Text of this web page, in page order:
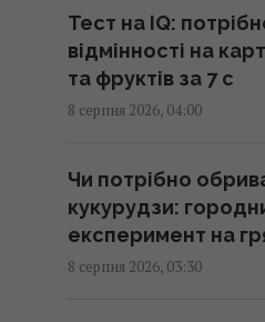
проковтнути
07:55 субота, 08 серпня 2026
троє людей,
07:36 субота, 08 серпня 2026
Тест на IQ:
відмінності на
та фруктів за 7 с
8 серпня 2026, 04:00
Чи потрібно
кукурудзи:
експеримент на
8 серпня 2026, 03:30